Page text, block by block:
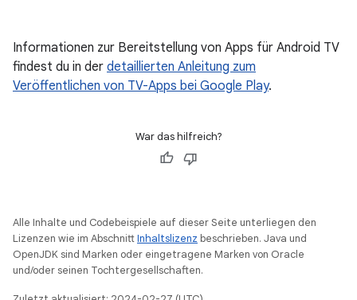
Informationen zur Bereitstellung von Apps für Android TV
findest du in der detaillierten Anleitung zum
Veröffentlichen von TV-Apps bei Google Play.
War das hilfreich?
Alle Inhalte und Codebeispiele auf dieser Seite unterliegen den
Lizenzen wie im AbschnittInhaltslizenz beschrieben. Java und
OpenJDK sind Marken oder eingetragene Marken von Oracle
und/oder seinen Tochtergesellschaften.